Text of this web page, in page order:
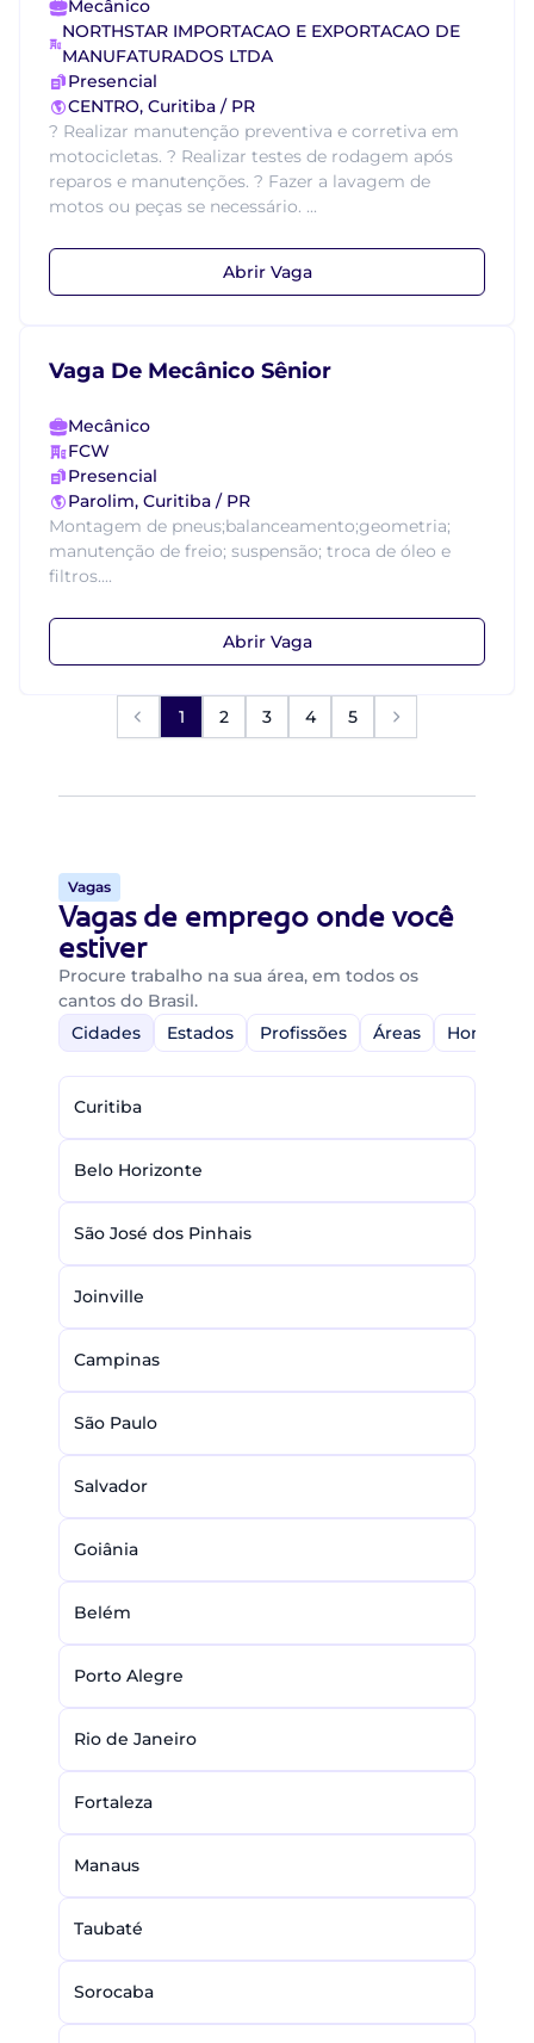
Mecânico
NORTHSTAR IMPORTACAO E EXPORTACAO DE
MANUFATURADOS LTDA
Presencial
CENTRO, Curitiba / PR
? Realizar manutenção preventiva e corretiva em
motocicletas. ? Realizar testes de rodagem após
reparos e manutenções. ? Fazer a lavagem de
motos ou peças se necessário. ...
Abrir Vaga
Vaga De Mecânico Sênior
Mecânico
FCW
Presencial
Parolim, Curitiba / PR
Montagem de pneus;balanceamento;geometria;
manutenção de freio; suspensão; troca de óleo e
filtros....
Abrir Vaga
1 2 3 4 5
Vagas
Vagas de emprego onde você
estiver
Procure trabalho na sua área, em todos os
cantos do Brasil.
Cidades
Estados Profissões Áreas Home-
Curitiba
Belo Horizonte
São José dos Pinhais
Joinville
Campinas
São Paulo
Salvador
Goiânia
Belém
Porto Alegre
Rio de Janeiro
Fortaleza
Manaus
Taubaté
Sorocaba